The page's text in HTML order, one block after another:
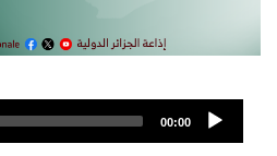
Audio
00:00